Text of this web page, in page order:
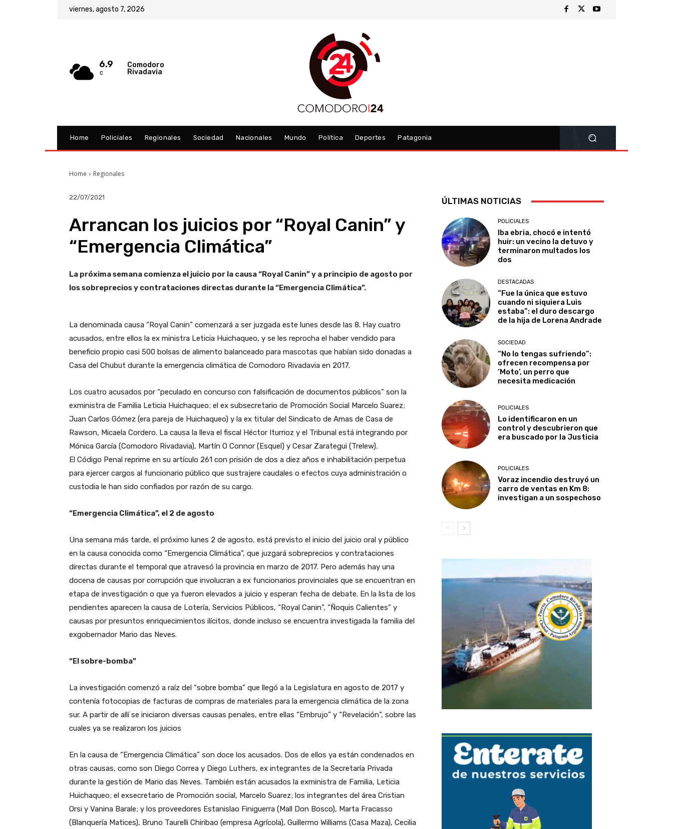
viernes, agosto 7, 2026
6.9
C
Comodoro
Rivadavia
Home Policiales Regionales Sociedad Nacionales Mundo Política Deportes Patagonia
Home Regionales
22/07/2021
Arrancan los juicios por “Royal Canin” y
“Emergencia Climática”
La próxima semana comienza el juicio por la causa “Royal Canin” y a principio de agosto por
los sobreprecios y contrataciones directas durante la “Emergencia Climática”.
La denominada causa “Royal Canin” comenzará a ser juzgada este lunes desde las 8. Hay cuatro
acusados, entre ellos la ex ministra Leticia Huichaqueo, y se les reprocha el haber vendido para
beneficio propio casi 500 bolsas de alimento balanceado para mascotas que habían sido donadas a
Casa del Chubut durante la emergencia climática de Comodoro Rivadavia en 2017.
Los cuatro acusados por “peculado en concurso con falsificación de documentos públicos” son la
exministra de Familia Leticia Huichaqueo; el ex subsecretario de Promoción Social Marcelo Suarez;
Juan Carlos Gómez (era pareja de Huichaqueo) y la ex titular del Sindicato de Amas de Casa de
Rawson, Micaela Cordero. La causa la lleva el fiscal Héctor Iturrioz y el Tribunal está integrando por
Mónica García (Comodoro Rivadavia), Martín O Connor (Esquel) y Cesar Zarategui (Trelew).
El Código Penal reprime en su artículo 261 con prisión de dos a diez años e inhabilitación perpetua
para ejercer cargos al funcionario público que sustrajere caudales o efectos cuya administración o
custodia le han sido confiados por razón de su cargo.
“Emergencia Climática”, el 2 de agosto
Una semana más tarde, el próximo lunes 2 de agosto, está previsto el inicio del juicio oral y público
en la causa conocida como “Emergencia Climática”, que juzgará sobreprecios y contrataciones
directas durante el temporal que atravesó la provincia en marzo de 2017. Pero además hay una
docena de causas por corrupción que involucran a ex funcionarios provinciales que se encuentran en
etapa de investigación o que ya fueron elevados a juicio y esperan fecha de debate. En la lista de los
pendientes aparecen la causa de Lotería, Servicios Públicos, “Royal Canin”, “Ñoquis Calientes” y
causas por presuntos enriquecimientos ilícitos, donde incluso se encuentra investigada la familia del
exgobernador Mario das Neves.
“El sobre-bomba”
La investigación comenzó a raíz del “sobre bomba” que llegó a la Legislatura en agosto de 2017 y
contenía fotocopias de facturas de compras de materiales para la emergencia climática de la zona
sur. A partir de allí se iniciaron diversas causas penales, entre ellas “Embrujo” y “Revelación”, sobre las
cuales ya se realizaron los juicios
En la causa de “Emergencia Climática” son doce los acusados. Dos de ellos ya están condenados en
otras causas, como son Diego Correa y Diego Luthers, ex integrantes de la Secretaría Privada
durante la gestión de Mario das Neves. También están acusados la exministra de Familia, Leticia
Huichaqueo; el exsecretario de Promoción social, Marcelo Suarez; los integrantes del área Cristian
Orsi y Vanina Barale; y los proveedores Estanislao Finiguerra (Mall Don Bosco), Marta Fracasso
(Blanquería Matices), Bruno Taurelli Chiribao (empresa Agrícola), Guillermo Williams (Casa Maza), Cecilia
ÚLTIMAS NOTICIAS
POLICIALES
Iba ebria, chocó e intentó
huir: un vecino la detuvo y
terminaron multados los
dos
DESTACADAS
“Fue la única que estuvo
cuando ni siquiera Luis
estaba”: el duro descargo
de la hija de Lorena Andrade
SOCIEDAD
“No lo tengas sufriendo”:
ofrecen recompensa por
‘Moto’, un perro que
necesita medicación
POLICIALES
Lo identificaron en un
control y descubrieron que
era buscado por la Justicia
POLICIALES
Voraz incendio destruyó un
carro de ventas en Km 8:
investigan a un sospechoso